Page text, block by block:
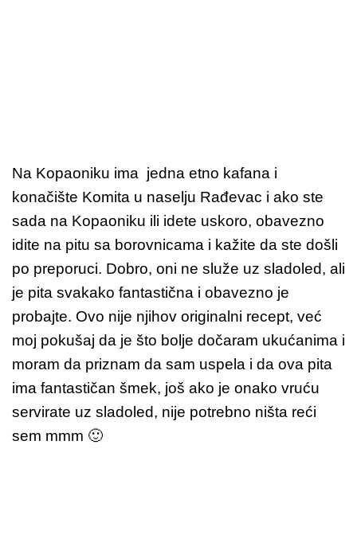
Na Kopaoniku ima jedna etno kafana i
konačište Komita u naselju Rađevac i ako ste
sada na Kopaoniku ili idete uskoro, obavezno
idite na pitu sa borovnicama i kažite da ste došli
po preporuci. Dobro, oni ne služe uz sladoled, ali
je pita svakako fantastična i obavezno je
probajte. Ovo nije njihov originalni recept, već
moj pokušaj da je što bolje dočaram ukućanima i
moram da priznam da sam uspela i da ova pita
ima fantastičan šmek, još ako je onako vruću
servirate uz sladoled, nije potrebno ništa reći
sem mmm 🙂